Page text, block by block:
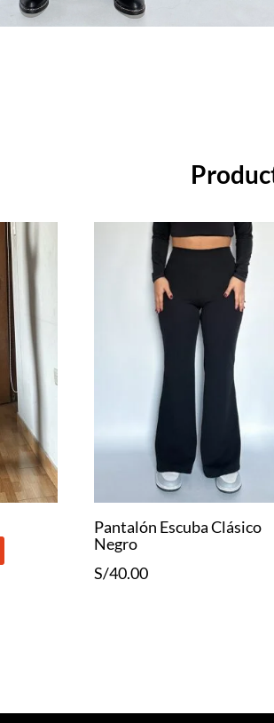
Pantalón Escuba Clásico
Negro
S/40.00